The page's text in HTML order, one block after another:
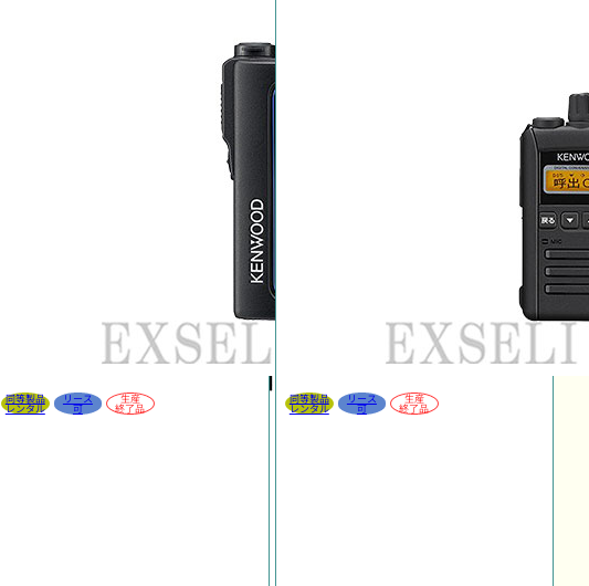
同等製品
レンタル
リース
可
生産
終了品
同等製品
レンタル
リース
可
生産
終了品